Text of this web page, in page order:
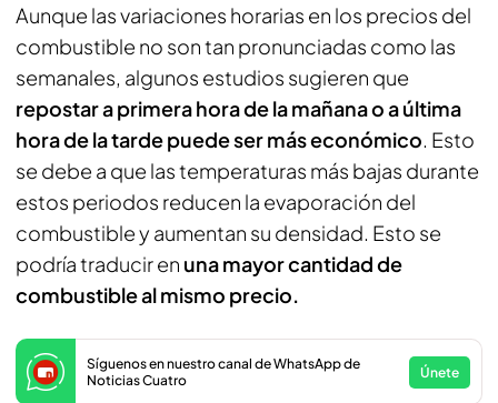
Aunque las variaciones horarias en los precios del
combustible no son tan pronunciadas como las
semanales, algunos estudios sugieren que
repostar a primera hora de la mañana o a última
hora de la tarde puede ser más económico. Esto
se debe a que las temperaturas más bajas durante
estos periodos reducen la evaporación del
combustible y aumentan su densidad. Esto se
podría traducir en una mayor cantidad de
combustible al mismo precio.
Síguenos en nuestro canal de WhatsApp de
Noticias Cuatro
Únete